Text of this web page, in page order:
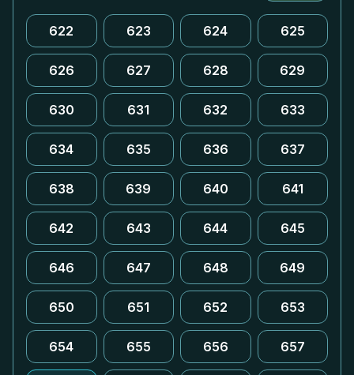
622 623 624 625
626 627 628 629
630 631 632 633
634 635 636 637
638 639 640 641
642 643 644 645
646 647 648 649
650 651 652 653
654 655 656 657